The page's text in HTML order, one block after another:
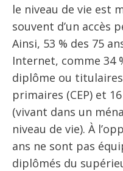
le niveau de vie est
souvent d’un accès
Ainsi, 53 % des 75
Internet, comme 34
diplôme ou titulaires
primaires (CEP) et
(vivant dans un
niveau de vie). À
ans ne sont pas
diplômés du